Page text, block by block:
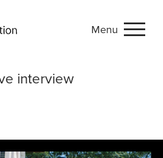
interview
Menu
interview